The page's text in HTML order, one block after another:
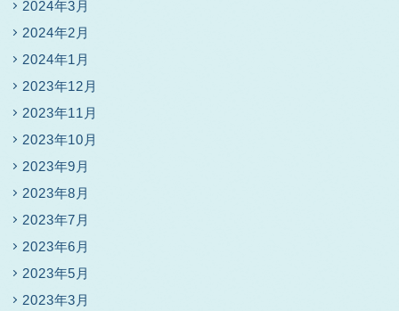
2024年3月
2024年2月
2024年1月
2023年12月
2023年11月
2023年10月
2023年9月
2023年8月
2023年7月
2023年6月
2023年5月
2023年3月